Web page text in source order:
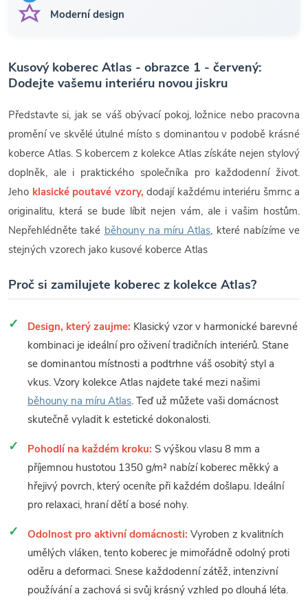
Moderní design
Kusový koberec Atlas - obrazce 1 - červený:
Dodejte vašemu interiéru novou jiskru
Představte si, jak se váš obývací pokoj, ložnice nebo pracovna
promění ve skvělé útulné místo s dominantou v podobě krásné
koberce Atlas. S kobercem z kolekce Atlas získáte nejen stylový
doplněk, ale i praktického společníka pro každodenní život.
Jeho klasické poutavé vzory, dodají každému interiéru šmrnc a
originalitu, která se bude líbit nejen vám, ale i vašim hostům.
Nepřehlédněte také běhouny na míru Atlas, které nabízíme ve
stejných vzorech jako kusové koberce Atlas
Proč si zamilujete koberec z kolekce Atlas?
Design, který zaujme: Klasický vzor v harmonické barevné
kombinaci je ideální pro oživení tradičních interiérů. Stane
se dominantou místnosti a podtrhne váš osobitý styl a
vkus. Vzory kolekce Atlas najdete také mezi našimi
běhouny na míru Atlas. Teď už můžete vaši domácnost
skutečně vyladit k estetické dokonalosti.
Pohodlí na každém kroku: S výškou vlasu 8 mm a
příjemnou hustotou 1350 g/m² nabízí koberec měkký a
hřejivý povrch, který oceníte při každém došlapu. Ideální
pro relaxaci, hraní dětí a bosé nohy.
Odolnost pro aktivní domácnosti: Vyroben z kvalitních
umělých vláken, tento koberec je mimořádně odolný proti
oděru a deformaci. Snese každodenní zátěž, intenzivní
používání a zachová si svůj krásný vzhled po dlouhá léta.